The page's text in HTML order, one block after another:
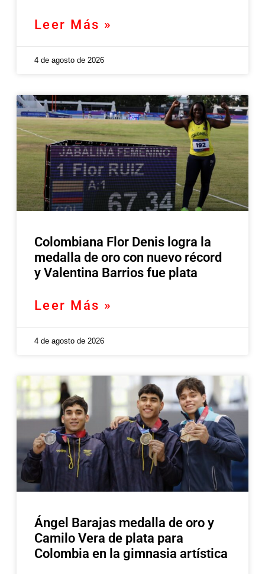
Leer Más »
4 de agosto de 2026
Colombiana Flor Denis logra la
medalla de oro con nuevo récord
y Valentina Barrios fue plata
Leer Más »
4 de agosto de 2026
Ángel Barajas medalla de oro y
Camilo Vera de plata para
Colombia en la gimnasia artística